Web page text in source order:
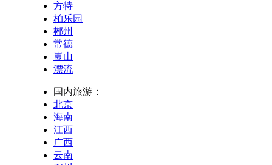
方特
柏乐园
郴州
常德
崀山
漂流
国内旅游：
北京
海南
江西
广西
云南